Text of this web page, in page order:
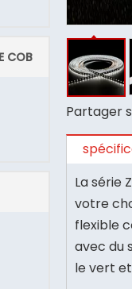
COB
Partager
La série
votre
flexible
avec du
le vert